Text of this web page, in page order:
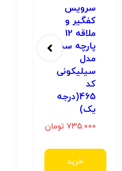
سرویس
کفگیر و
ملاقه 12
پارچه ست
مدل
سیلیکونی
کد
465(درجه
یک)
735.000 تومان
خرید